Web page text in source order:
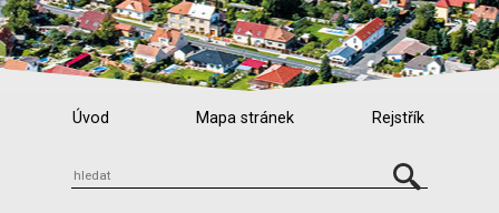
Úvod Mapa stránek Rejstřík